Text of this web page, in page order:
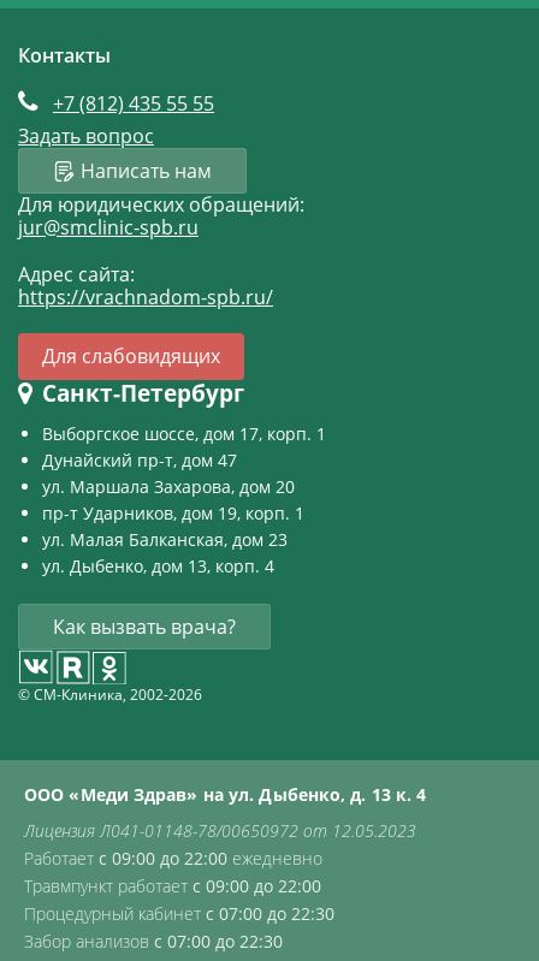
Контакты
+7 (812) 435 55 55
Задать вопрос
Написать нам
Для юридических обращений:
jur@smclinic-spb.ru
Адрес сайта:
https://vrachnadom-spb.ru/
Для слабовидящих
Санкт-Петербург
Выборгское шоссе, дом 17, корп. 1
Дунайский пр-т, дом 47
ул. Маршала Захарова, дом 20
пр-т Ударников, дом 19, корп. 1
ул. Малая Балканская, дом 23
ул. Дыбенко, дом 13, корп. 4
Как вызвать врача?
© СМ-Клиника, 2002-2026
ООО «Меди Здрав» на ул. Дыбенко, д. 13 к. 4
Лицензия Л041-01148-78/00650972 от 12.05.2023
Работает с 09:00 до 22:00 ежедневно
Травмпункт работает с 09:00 до 22:00
Процедурный кабинет с 07:00 до 22:30
Забор анализов с 07:00 до 22:30